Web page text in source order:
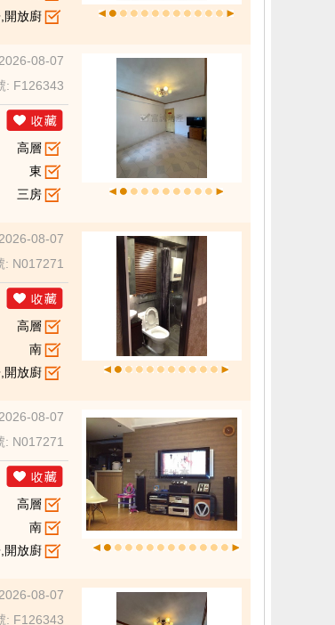
開放廚
08-07
: F126343
高層
東
三房
08-07
: N017271
高層
南
開放廚
08-07
: N017271
高層
南
開放廚
08-07
: F126343